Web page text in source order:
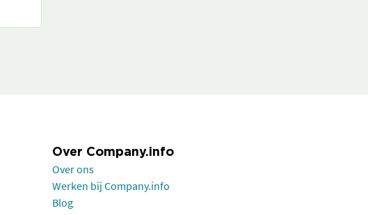
Over Company.info
Over ons
Werken bij Company.info
Blog